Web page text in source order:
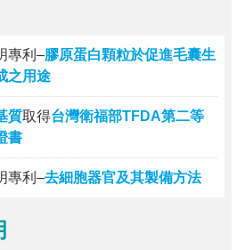
專利–膠原蛋白顆粒於促進毛囊生
之用途
質取得台灣衛福部TFDA第二等
書
專利–去細胞器官及其製備方法